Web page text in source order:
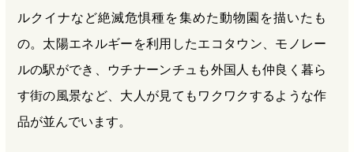
ルクイナなど絶滅危惧種を集めた動物園を描いたも
の。太陽エネルギーを利用したエコタウン、モノレー
ルの駅ができ、ウチナーンチュも外国人も仲良く暮ら
す街の風景など、大人が見てもワクワクするような作
品が並んでいます。